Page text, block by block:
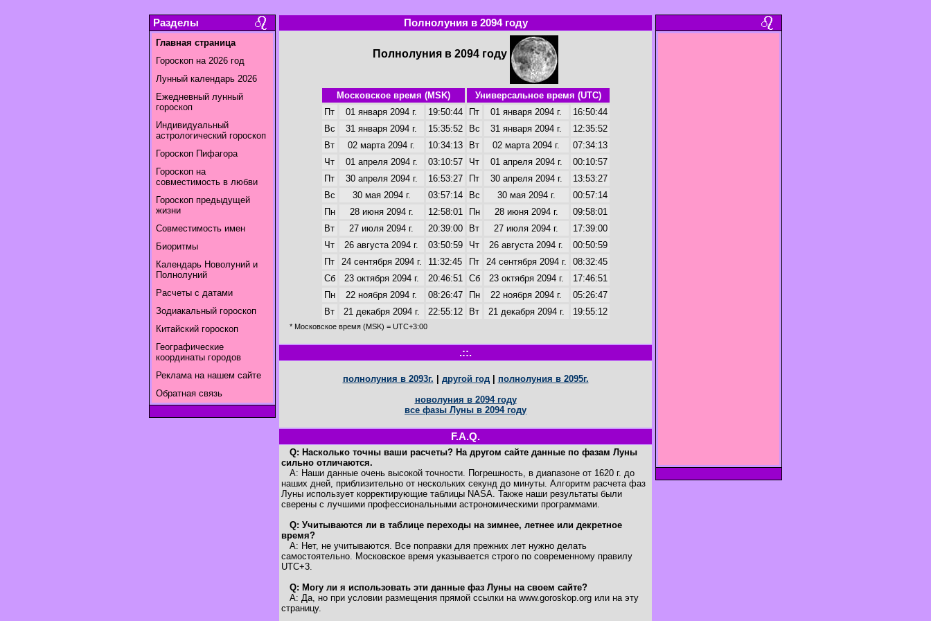
Разделы
Главная страница
Гороскоп на 2026 год
Лунный календарь 2026
Ежедневный лунный
гороскоп
Индивидуальный
астрологический гороскоп
Гороскоп Пифагора
Гороскоп на
совместимость в любви
Гороскоп предыдущей
жизни
Совместимость имен
Биоритмы
Календарь Новолуний и
Полнолуний
Расчеты с датами
Зодиакальный гороскоп
Китайский гороскоп
Географические
координаты городов
Реклама на нашем сайте
Обратная связь
Полнолуния в 2094 году
Полнолуния в 2094 году
Московское время (MSK)
Универсальное время (UTC)
Пт
01 января 2094 г. 19:50:44 Пт 01 января 2094 г.
16:50:44
Вс
31 января 2094 г. 15:35:52 Вс 31 января 2094 г.
12:35:52
Вт
02 марта 2094 г. 10:34:13 Вт 02 марта 2094 г.
07:34:13
Чт
01 апреля 2094 г. 03:10:57 Чт 01 апреля 2094 г.
00:10:57
Пт
30 апреля 2094 г. 16:53:27 Пт 30 апреля 2094 г.
13:53:27
Вс
30 мая 2094 г. 03:57:14 Вс 30 мая 2094 г.
00:57:14
Пн
28 июня 2094 г. 12:58:01 Пн 28 июня 2094 г.
09:58:01
Вт
27 июля 2094 г. 20:39:00 Вт 27 июля 2094 г.
17:39:00
Чт
26 августа 2094 г. 03:50:59 Чт 26 августа 2094 г.
00:50:59
Пт
24 сентября 2094 г. 11:32:45 Пт 24 сентября 2094 г.
08:32:45
Сб
23 октября 2094 г. 20:46:51 Сб 23 октября 2094 г.
17:46:51
Пн
22 ноября 2094 г. 08:26:47 Пн 22 ноября 2094 г.
05:26:47
Вт
21 декабря 2094 г. 22:55:12 Вт 21 декабря 2094 г. 19:55:12
* Московское время (MSK) = UTC+3:00
.::.
полнолуния в 2093г. другой год| полнолуния в 2095г.
новолуния в 2094 году
все фазы Луны в 2094 году
F.A.Q.
Q: Насколько точны ваши расчеты? На другом сайте данные по фазам Луны
сильно отличаются.
A: Наши данные очень высокой точности. Погрешность, в диапазоне от 1620 г. до
наших дней, приблизительно от нескольких секунд до минуты. Алгоритм расчета фаз
Луны использует корректирующие таблицы NASA. Также наши результаты были
сверены с лучшими профессиональными астрономическими программами.
Q: Учитываются ли в таблице переходы на зимнее, летнее или декретное
время?
A: Нет, не учитываются. Все поправки для прежних лет нужно делать
самостоятельно. Московское время указывается строго по современному правилу
UTC+3.
Q: Могу ли я использовать эти данные фаз Луны на своем сайте?
A: Да, но при условии размещения прямой ссылки на www.goroskop.org или на эту
страницу.